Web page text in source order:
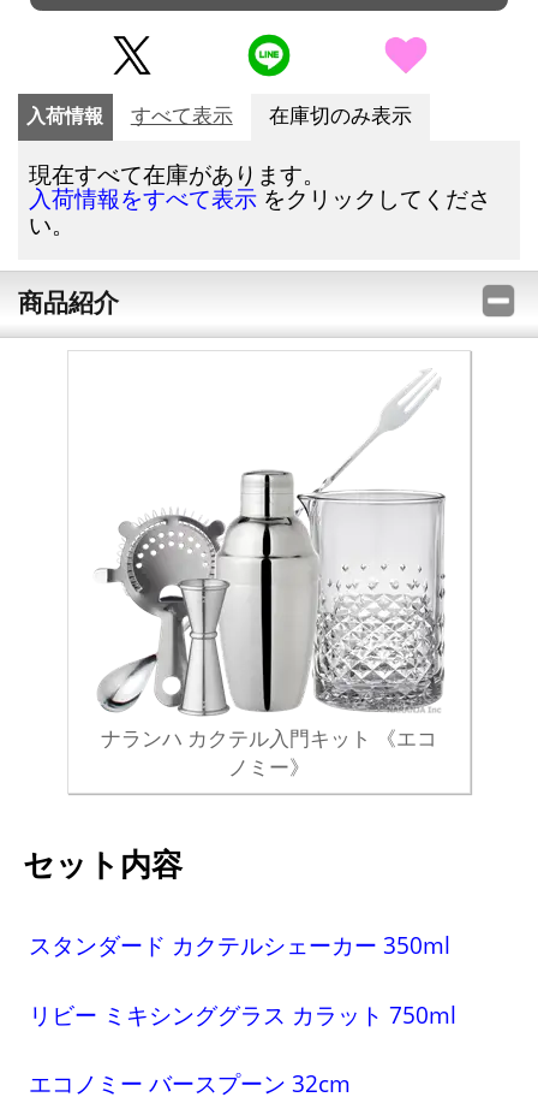
入荷情報 すべて表示 在庫切のみ表示
現在すべて在庫があります。
入荷情報をすべて表示 をクリックしてくださ
い。
商品紹介
ナランハ カクテル入門キット 《エコ
ノミー》
セット内容
スタンダード カクテルシェーカー 350ml
リビー ミキシンググラス カラット 750ml
エコノミー バースプーン 32cm